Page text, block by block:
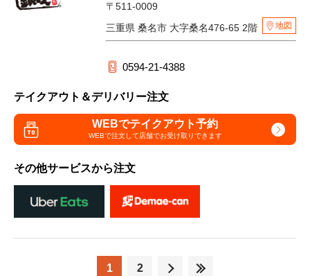
〒511-0009
三重県 桑名市 大字桑名476-65 2階
地図
0594-21-4388
テイクアウト＆デリバリー注文
WEBでテイクアウト予約
WEBで注文して店舗でお受け取りできます
その他サービスから注文
1 2